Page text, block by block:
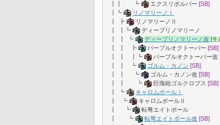
┃┃ ┗
エクスリボルバー [SB]
┃┗
リノマリーノⅠ
┃ ┣
リノマリーノⅡ
┃ ┃┗
ディープリノマリーノ
┃ ┃ ┗
ディープリノマリーノ改 [生
┃ ┃ ┣
パープルオクトーバー [SB]
┃ ┃ ┃┗
パープルオクトーバー改
┃ ┃ ┗
ゴルム・カノン [SB]
┃ ┃ ┗
ゴルム・カノン改 [SB]
┃ ┃ ┗
巨塊砲ゴルクロプス [SB]
┃ ┗
キャロムボールⅠ
┃ ┗
キャロムボールⅡ
┃ ┗
転弩エイトボール
┃ ┗
転弩エイトボール改 [SB]